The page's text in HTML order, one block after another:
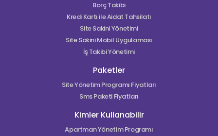
Borç Takibi
Kredi Kartı ile Aidat Tahsilatı
Site Sakini Yönetimi
Site Sakini Mobil Uygulaması
İş Takibi Yönetimi
Paketler
Site Yönetim Programı Fiyatları
Sms Paketi Fiyatları
Kimler Kullanabilir
Apartman Yönetim Programı